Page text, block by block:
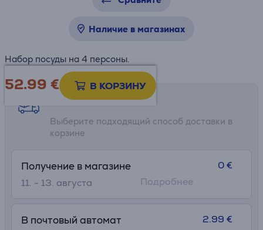
Наличие в магазинах
Набор посуды на 4 персоны.
52.99 € В КОРЗИНУ
Возможности доставки
Выберите подходящий способ доставки в
корзине
Получение в магазине
11. - 13. августа
0 €
Подробнее
В почтовый автомат 2.99 €